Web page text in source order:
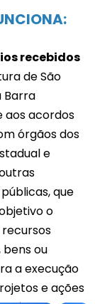
recebidos
de São
Barra
acordos
órgãos dos
e
que
o
bens ou
a execução
e ações